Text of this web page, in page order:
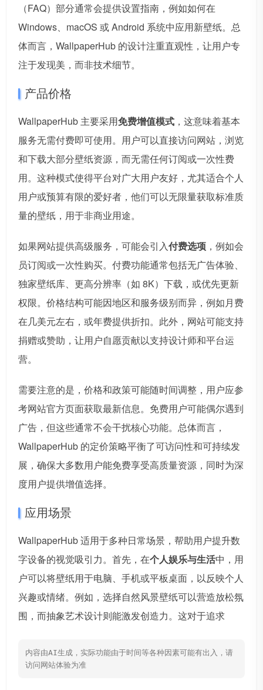
（FAQ）部分通常会提供设置指南，例如如何在
Windows、macOS 或 Android 系统中应用新壁纸。总
体而言，WallpaperHub 的设计注重直观性，让用户专
注于发现美，而非技术细节。
产品价格
WallpaperHub 主要采用免费增值模式 ，这意味着基本
服务无需付费即可使用。用户可以直接访问网站，浏览
和下载大部分壁纸资源，而无需任何订阅或一次性费
用。这种模式使得平台对广大用户友好，尤其适合个人
用户或预算有限的爱好者，他们可以无限量获取标准质
量的壁纸，用于非商业用途。
如果网站提供高级服务，可能会引入付费选项 ，例如会
员订阅或一次性购买。付费功能通常包括无广告体验、
独家壁纸库、更高分辨率（如 8K）下载，或优先更新
权限。价格结构可能因地区和服务级别而异，例如月费
在几美元左右，或年费提供折扣。此外，网站可能支持
捐赠或赞助，让用户自愿贡献以支持设计师和平台运
营。
需要注意的是，价格和政策可能随时间调整，用户应参
考网站官方页面获取最新信息。免费用户可能偶尔遇到
广告，但这些通常不会干扰核心功能。总体而言，
WallpaperHub 的定价策略平衡了可访问性和可持续发
展，确保大多数用户能免费享受高质量资源，同时为深
度用户提供增值选择。
应用场景
WallpaperHub 适用于多种日常场景，帮助用户提升数
字设备的视觉吸引力。首先，在个人娱乐与生活中，用
户可以将壁纸用于电脑、手机或平板桌面，以反映个人
兴趣或情绪。例如，选择自然风景壁纸可以营造放松氛
围，而抽象艺术设计则能激发创造力。这对于追求
内容由AI生成，实际功能由于时间等各种因素可能有出入，请
访问网站体验为准